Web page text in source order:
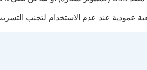
عمودية عند عدم الاستخدام لتجنب